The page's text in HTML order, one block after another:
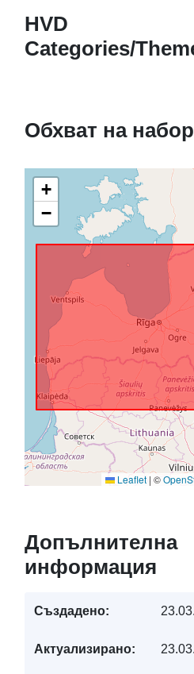
HVD
Categories/
Обхват на
+
−
Leaflet | ©
Допълнителна
информация
Създадено:
Актуализирано: